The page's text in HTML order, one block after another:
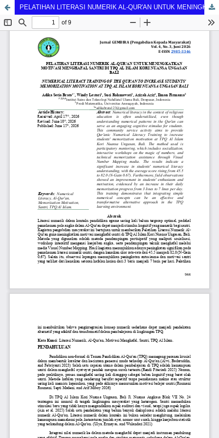
PELATIHAN LITERASI NUMERIK AL-QUR'AN UNTUK MENINGKATKAN MOTIVASI MENGHAFAL SANTRI DI TPQ AL ISLAM KORI NUANSA UNGASAN BALI